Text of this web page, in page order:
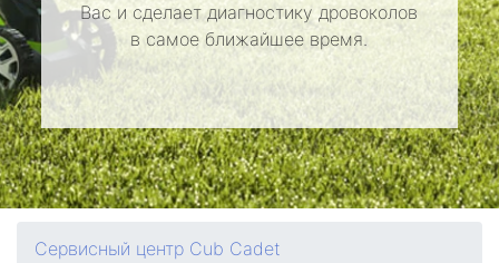
Вас и сделает диагностику дровоколов
в самое ближайшее время.
Сервисный центр Cub Cadet